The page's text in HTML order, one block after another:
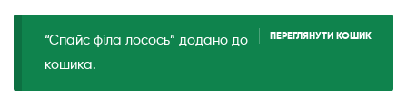
ПЕРЕГЛЯНУТИ КОШИК
“Спайс філа лосось” додано до
кошика.